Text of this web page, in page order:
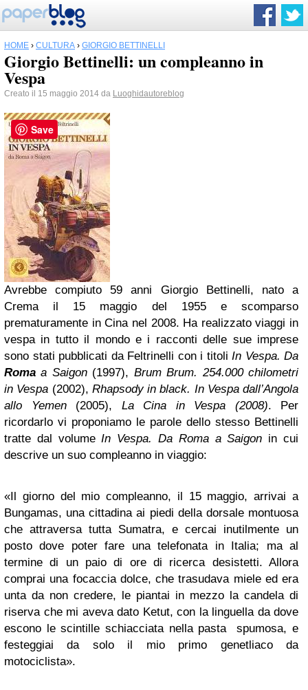
HOME › CULTURA › GIORGIO BETTINELLI
Giorgio Bettinelli: un compleanno in
Vespa
Creato il 15 maggio 2014 da Luoghidautoreblog
Avrebbe compiuto 59 anni Giorgio Bettinelli, nato a
Crema il 15 maggio del 1955 e scomparso
prematuramente in Cina nel 2008. Ha realizzato viaggi in
vespa in tutto il mondo e i racconti delle sue imprese
sono stati pubblicati da Feltrinelli con i titoli In Vespa. Da
Roma a Saigon(1997), Brum Brum. 254.000 chilometri
in Vespa (2002), Rhapsody in black. In Vespa dall’Angola
allo Yemen(2005), La Cina in Vespa (2008). Per
ricordarlo vi proponiamo le parole dello stesso Bettinelli
tratte dal volumeIn Vespa. Da Roma a Saigon in cui
descrive un suo compleanno in viaggio:
«Il giorno del mio compleanno, il 15 maggio, arrivai a
Bungamas, una cittadina ai piedi della dorsale montuosa
che attraversa tutta Sumatra, e cercai inutilmente un
posto dove poter fare una telefonata in Italia; ma al
termine di un paio di ore di ricerca desistetti. Allora
comprai una focaccia dolce, che trasudava miele ed era
unta da non credere, le piantai in mezzo la candela di
riserva che mi aveva dato Ketut, con la linguella da dove
escono le scintille schiacciata nella pasta spumosa, e
festeggiai da solo il mio primo genetliaco da
motociclista».
Save